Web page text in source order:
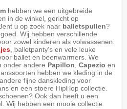
hebben we een uitgebreide
in de winkel, gericht op
u op zoek naar balletspullen?
Wij hebben verschillende
zowel kinderen als volwassenen.
, balletpanty’s en vele leuke
ballet en beenwarmers. We
onder andere Papillon Capezio en
hebben we kleding in de
fijne danskleding voor
en een stoere HipHop collectie.
Ook dan heeft u een
Wij hebben een mooie collectie